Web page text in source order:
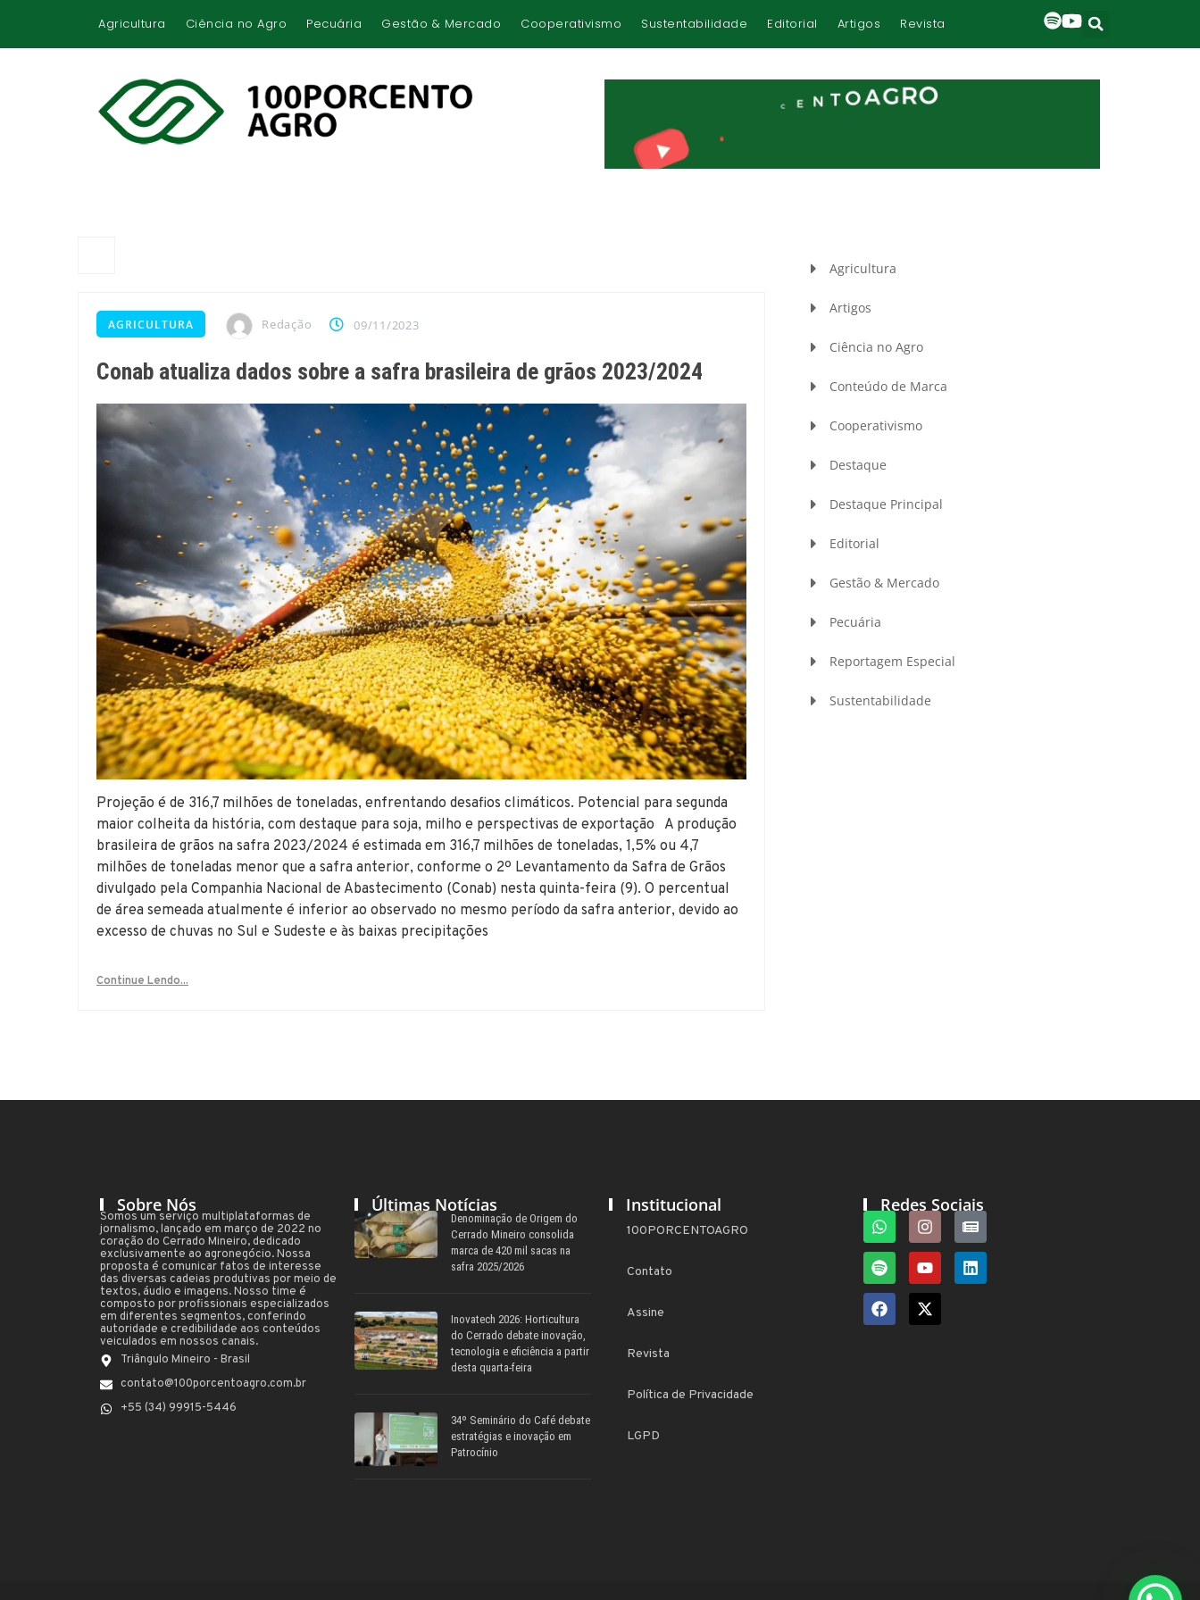
Agricultura Ciência no Agro Pecuária Gestão & Mercado Cooperativismo Sustentabilidade Editorial Artigos Revista
AGRICULTURA Redação 09/11/2023
Conab atualiza dados sobre a safra brasileira de grãos 2023/2024
Projeção é de 316,7 milhões de toneladas, enfrentando desafios climáticos. Potencial para segunda
maior colheita da história, com destaque para soja, milho e perspectivas de exportação A produção
brasileira de grãos na safra 2023/2024 é estimada em 316,7 milhões de toneladas, 1,5% ou 4,7
milhões de toneladas menor que a safra anterior, conforme o 2º Levantamento da Safra de Grãos
divulgado pela Companhia Nacional de Abastecimento (Conab) nesta quinta-feira (9). O percentual
de área semeada atualmente é inferior ao observado no mesmo período da safra anterior, devido ao
excesso de chuvas no Sul e Sudeste e às baixas precipitações
Continue Lendo...
Agricultura
Artigos
Ciência no Agro
Conteúdo de Marca
Cooperativismo
Destaque
Destaque Principal
Editorial
Gestão & Mercado
Pecuária
Reportagem Especial
Sustentabilidade
Sobre Nós
Somos um serviço multiplataformas de
jornalismo, lançado em março de 2022 no
coração do Cerrado Mineiro, dedicado
exclusivamente ao agronegócio. Nossa
proposta é comunicar fatos de interesse
das diversas cadeias produtivas por meio de
textos, áudio e imagens. Nosso time é
composto por profissionais especializados
em diferentes segmentos, conferindo
autoridade e credibilidade aos conteúdos
veiculados em nossos canais.
Triângulo Mineiro - Brasil
contato@100porcentoagro.com.br
+55 (34) 99915-5446
Últimas Notícias
Denominação de Origem do
Cerrado Mineiro consolida
marca de 420 mil sacas na
safra 2025/2026
Inovatech 2026: Horticultura
do Cerrado debate inovação,
tecnologia e eficiência a partir
desta quarta-feira
34º Seminário do Café debate
estratégias e inovação em
Patrocínio
Institucional
100PORCENTOAGRO
Contato
Assine
Revista
Política de Privacidade
LGPD
Redes Sociais